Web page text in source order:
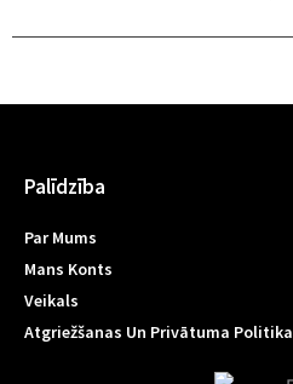
Palīdzība
Par Mums
Mans Konts
Veikals
Atgriežšanas Un Privātuma Politika